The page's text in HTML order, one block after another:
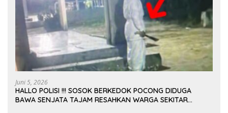
Juni 5, 2026
HALLO POLISI !!! SOSOK BERKEDOK POCONG DIDUGA
BAWA SENJATA TAJAM RESAHKAN WARGA SEKITAR